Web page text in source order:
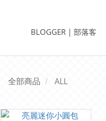
BLOGGER | 部落客
全部商品 ALL